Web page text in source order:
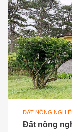
ĐẤT NÔNG
Đất nông